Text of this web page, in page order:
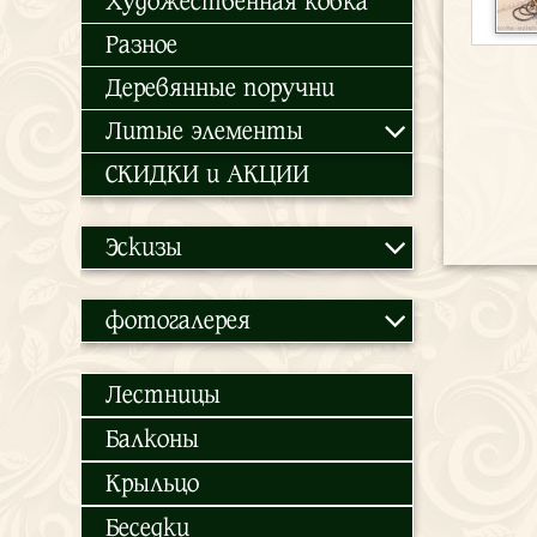
Разное
Деревянные поручни
Литые элементы
СКИДКИ и АКЦИИ
Эскизы
фотогалерея
Лестницы
Балконы
Крыльцо
Беседки